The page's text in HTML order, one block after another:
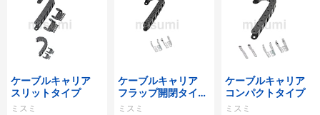
ケーブルキャリア
スリットタイプ
ミスミ
ケーブルキャリア
フラップ開閉タイ
プ 本体＋取付金具
ミスミ
ケーブルキャリア
コンパクトタイプ
ミスミ